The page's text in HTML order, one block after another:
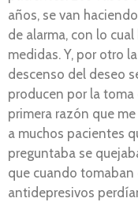
años, se van
de alarma, con lo
medidas. Y, por otro
descenso del deseo
producen por la
primera razón que
a muchos pacientes
preguntaba se
que cuando
antidepresivos